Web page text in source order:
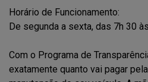
Horário de Funcionamento:
De segunda a sexta, das 7h 30
Com o Programa de
exatamente quanto vai pagar